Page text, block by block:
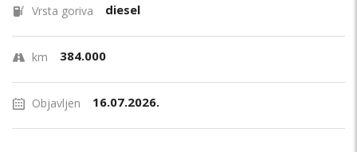
Vrsta goriva diesel
km 384.000
Objavljen 16.07.2026.